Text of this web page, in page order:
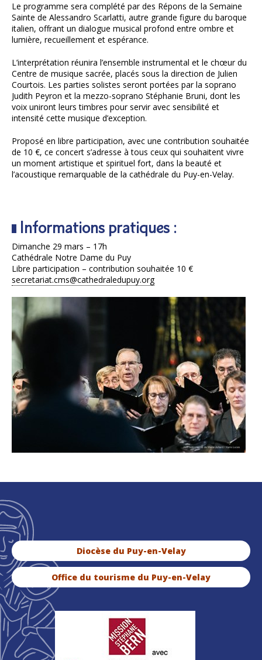
Le programme sera complété par des Répons de la Semaine
Sainte de Alessandro Scarlatti, autre grande figure du baroque
italien, offrant un dialogue musical profond entre ombre et
lumière, recueillement et espérance.
L’interprétation réunira l’ensemble instrumental et le chœur du
Centre de musique sacrée, placés sous la direction de Julien
Courtois. Les parties solistes seront portées par la soprano
Judith Peyron et la mezzo-soprano Stéphanie Bruni, dont les
voix uniront leurs timbres pour servir avec sensibilité et
intensité cette musique d’exception.
Proposé en libre participation, avec une contribution souhaitée
de 10 €, ce concert s’adresse à tous ceux qui souhaitent vivre
un moment artistique et spirituel fort, dans la beauté et
l’acoustique remarquable de la cathédrale du Puy-en-Velay.
Informations pratiques :
Dimanche 29 mars – 17h
Cathédrale Notre Dame du Puy
Libre participation – contribution souhaitée 10 €
secretariat.cms@cathedraledupuy.org
Diocèse du Puy-en-Velay
Office du tourisme du Puy-en-Velay